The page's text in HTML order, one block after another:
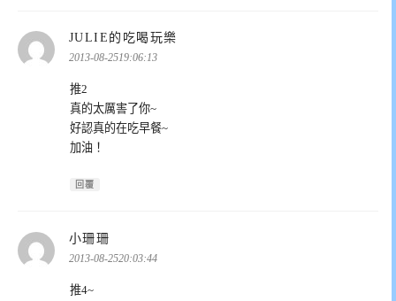
JULIE的吃喝玩樂
2013-08-2519:06:13
推2
真的太厲害了你~
好認真的在吃早餐~
加油！
回覆
小珊珊
示:
2013-08-2520:03:44
推4~